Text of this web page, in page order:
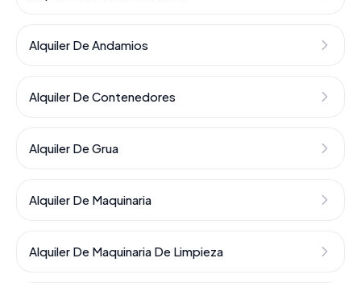
Alquiler De Andamios
Alquiler De Contenedores
Alquiler De Grua
Alquiler De Maquinaria
Alquiler De Maquinaria De Limpieza